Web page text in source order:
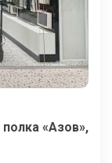
«Азов»,